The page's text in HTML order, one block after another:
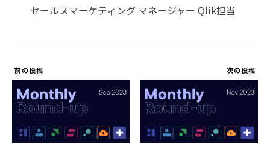
セールスマーケティング マネージャー Qlik担当
前の投稿 次の投稿